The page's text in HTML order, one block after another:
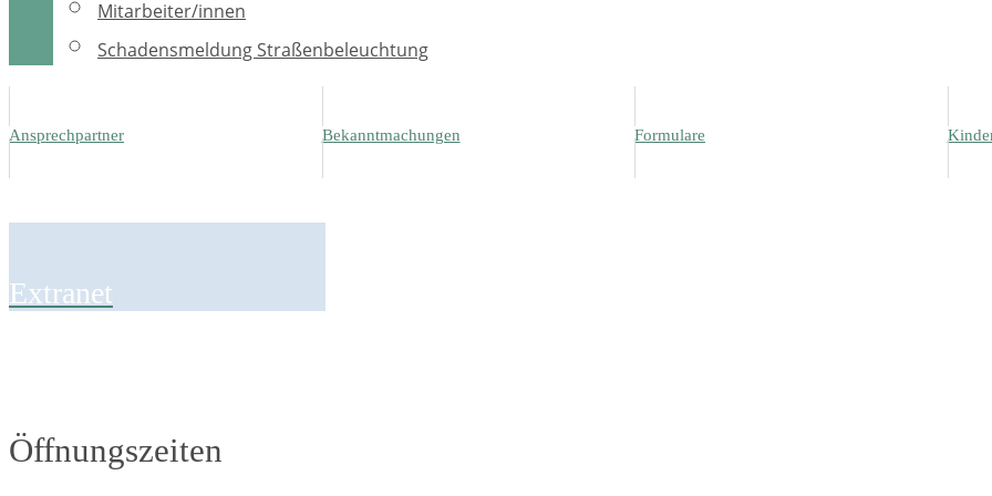
Mitarbeiter/innen
Schadensmeldung Straßenbeleuchtung
Ansprechpartner Bekanntmachungen Formulare
Extranet
Öffnungszeiten